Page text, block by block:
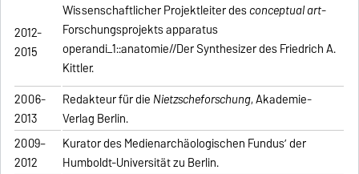
2012-
2015
Wissenschaftlicher Projektleiter desconceptual art-
Forschungsprojekts apparatus
operandi_1::anatomie//Der Synthesizer des Friedrich A.
Kittler.
2006-
2013
Redakteur für die Nietzscheforschung, Akademie-
Verlag Berlin.
2009–
2012
Kurator des Medienarchäologischen Fundus’ der
Humboldt-Universität zu Berlin.